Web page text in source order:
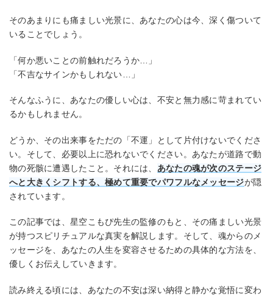
そのあまりにも痛ましい光景に、あなたの心は今、深く傷ついて
いることでしょう。
「何か悪いことの前触れだろうか…」
「不吉なサインかもしれない…」
そんなふうに、あなたの優しい心は、不安と無力感に苛まれてい
るかもしれません。
どうか、その出来事をただの「不運」として片付けないでくださ
い。そして、必要以上に恐れないでください。あなたが道路で動
物の死骸に遭遇したこと。それには、 あなたの魂が次のステージ
へと大きくシフトする、極めて重要でパワフルなメッセージが隠
されています。
この記事では、星空こもぴ先生の監修のもと、その痛ましい光景
が持つスピリチュアルな真実を解説します。そして、魂からのメ
ッセージを、あなたの人生を変容させるための具体的な方法を、
優しくお伝えしていきます。
読み終える頃には、あなたの不安は深い納得と静かな覚悟に変わ